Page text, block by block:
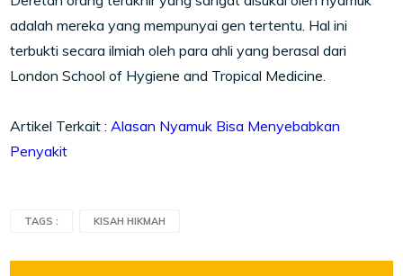
adalah mereka yang mempunyai gen tertentu. Hal ini
terbukti secara ilmiah oleh para ahli yang berasal dari
London School of Hygiene and Tropical Medicine.
Artikel Terkait :Alasan Nyamuk Bisa Menyebabkan
Penyakit
TAGS : KISAH HIKMAH